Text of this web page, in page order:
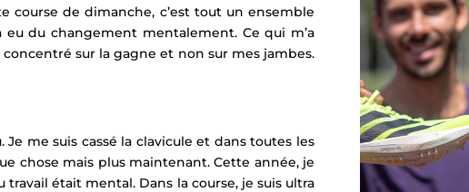
course de dimanche, c’est tout un ensemble
eu du changement mentalement. Ce qui m’a
sur la gagne et non sur mes jambes.
Je me suis cassé la clavicule et dans toutes les
chose mais plus maintenant. Cette année, je
était mental. Dans la course, je suis ultra